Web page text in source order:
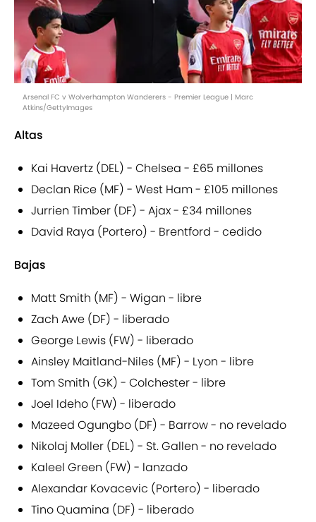
Arsenal FC v Wolverhampton Wanderers - Premier League | Marc
Atkins/GettyImages
Altas
Kai Havertz (DEL) - Chelsea - £65 millones
Declan Rice (MF) - West Ham - £105 millones
Jurrien Timber (DF) - Ajax - £34 millones
David Raya (Portero) - Brentford - cedido
Bajas
Matt Smith (MF) - Wigan - libre
Zach Awe (DF) - liberado
George Lewis (FW) - liberado
Ainsley Maitland-Niles (MF) - Lyon - libre
Tom Smith (GK) - Colchester - libre
Joel Ideho (FW) - liberado
Mazeed Ogungbo (DF) - Barrow - no revelado
Nikolaj Moller (DEL) - St. Gallen - no revelado
Kaleel Green (FW) - lanzado
Alexandar Kovacevic (Portero) - liberado
Tino Quamina (DF) - liberado